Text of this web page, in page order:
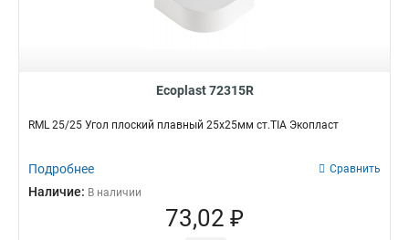
Ecoplast 72315R
RML 25/25 Угол плоский плавный 25х25мм ст.TIA Экопласт
Подробнее Сравнить
Наличие: В наличии
73,02 ₽